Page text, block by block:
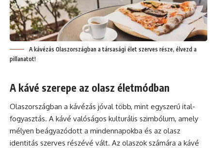
A kávézás Olaszországban a társasági élet szerves része, élvezd a
pillanatot!
A kávé szerepe az olasz életmódban
Olaszországban a kávézás jóval több, mint egyszerű ital-
fogyasztás. A kávé valóságos kulturális szimbólum, amely
mélyen beágyazódott a mindennapokba és az olasz
identitás szerves részévé vált. Az olaszok számára a kávé